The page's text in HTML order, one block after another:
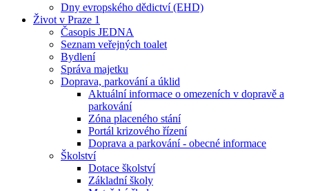
Dny evropského dědictví (EHD)
Život v Praze 1
Časopis JEDNA
Seznam veřejných toalet
Bydlení
Správa majetku
Doprava, parkování a úklid
Aktuální informace o omezeních v dopravě a
parkování
Zóna placeného stání
Portál krizového řízení
Doprava a parkování - obecné informace
Školství
Dotace školství
Základní školy